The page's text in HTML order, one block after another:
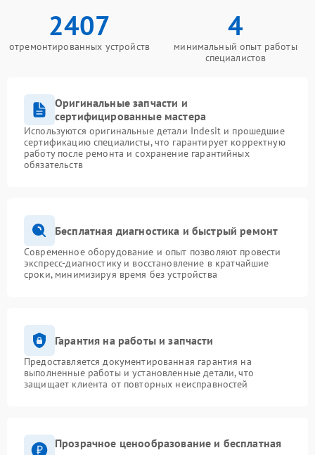
2407
отремонтированных устройств
4
минимальный опыт работы
специалистов
Оригинальные запчасти и
сертифицированные мастера
Используются оригинальные детали Indesit и прошедшие
сертификацию специалисты, что гарантирует корректную
работу после ремонта и сохранение гарантийных
обязательств
Бесплатная диагностика и быстрый ремонт
Современное оборудование и опыт позволяют провести
экспресс-диагностику и восстановление в кратчайшие
сроки, минимизируя время без устройства
Гарантия на работы и запчасти
Предоставляется документированная гарантия на
выполненные работы и установленные детали, что
защищает клиента от повторных неисправностей
Прозрачное ценообразование и бесплатная